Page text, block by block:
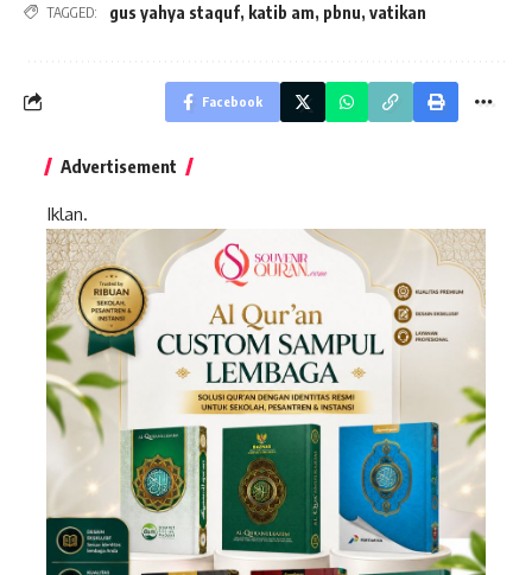
TAGGED: gus yahya staquf, katib am, pbnu, vatikan
Facebook
Advertisement
Iklan.